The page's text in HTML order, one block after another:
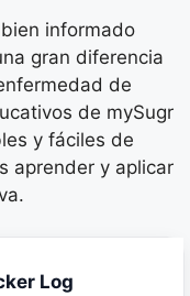
informado
gran diferencia
de
de mySugr
y fáciles de
aprender y aplicar
Log